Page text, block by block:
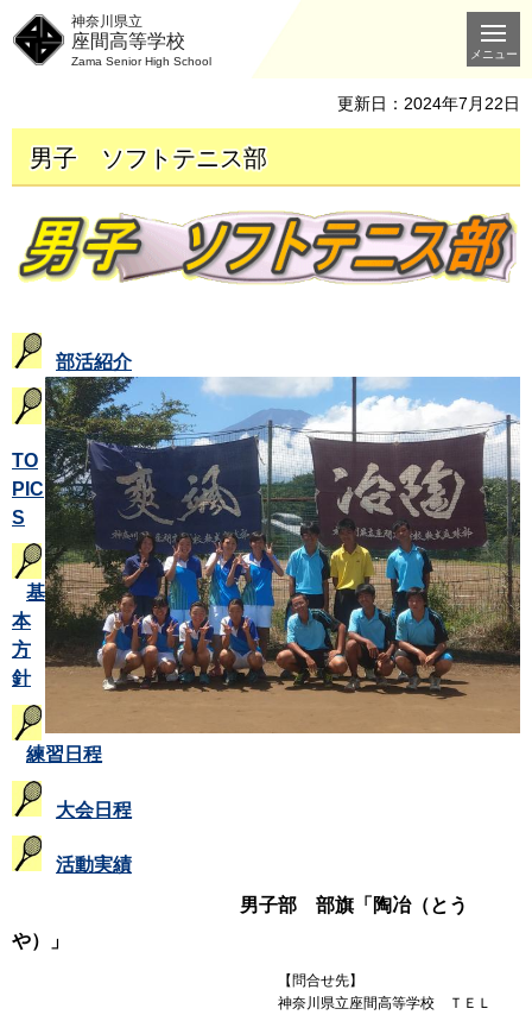
神奈川県立
座間高等学校
Zama Senior High School
メニュー
更新日：2024年7月22日
男子 ソフトテニス部
部活紹介
TO
PIC
S
基
本
方
針
練習日程
大会日程
活動実績
男子部 部旗「陶冶（とう
や）」
【問合せ先】
神奈川県立座間高等学校 ＴＥＬ